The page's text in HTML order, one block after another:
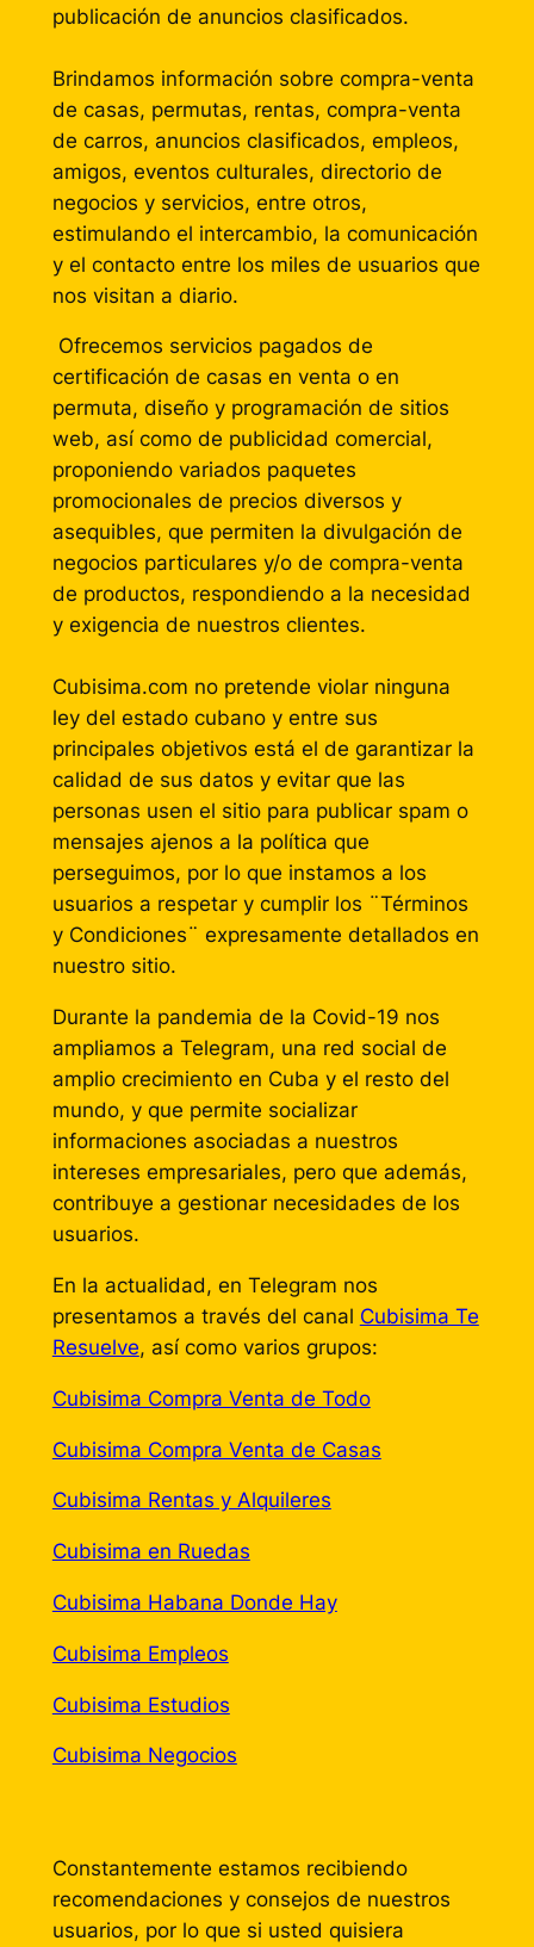
publicación de anuncios clasificados.
Brindamos información sobre compra-venta
de casas, permutas, rentas, compra-venta
de carros, anuncios clasificados, empleos,
amigos, eventos culturales, directorio de
negocios y servicios, entre otros,
estimulando el intercambio, la comunicación
y el contacto entre los miles de usuarios que
nos visitan a diario.
Ofrecemos servicios pagados de
certificación de casas en venta o en
permuta, diseño y programación de sitios
web, así como de publicidad comercial,
proponiendo variados paquetes
promocionales de precios diversos y
asequibles, que permiten la divulgación de
negocios particulares y/o de compra-venta
de productos, respondiendo a la necesidad
y exigencia de nuestros clientes.
Cubisima.com no pretende violar ninguna
ley del estado cubano y entre sus
principales objetivos está el de garantizar la
calidad de sus datos y evitar que las
personas usen el sitio para publicar spam o
mensajes ajenos a la política que
perseguimos, por lo que instamos a los
usuarios a respetar y cumplir los ¨Términos
y Condiciones¨ expresamente detallados en
nuestro sitio.
Durante la pandemia de la Covid-19 nos
ampliamos a Telegram, una red social de
amplio crecimiento en Cuba y el resto del
mundo, y que permite socializar
informaciones asociadas a nuestros
intereses empresariales, pero que además,
contribuye a gestionar necesidades de los
usuarios.
En la actualidad, en Telegram nos
presentamos a través del canal Cubisima Te
Resuelve, así como varios grupos:
Cubisima Compra Venta de Todo
Cubisima Compra Venta de Casas
Cubisima Rentas y Alquileres
Cubisima en Ruedas
Cubisima Habana Donde Hay
Cubisima Empleos
Cubisima Estudios
Cubisima Negocios
Constantemente estamos recibiendo
recomendaciones y consejos de nuestros
usuarios, por lo que si usted quisiera